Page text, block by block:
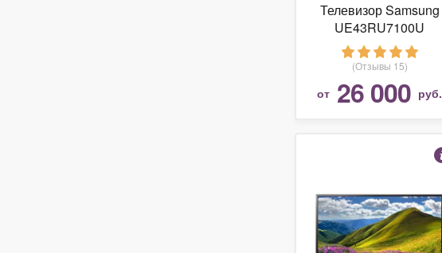
Телевизор Samsung
UE43RU7100U
(Отзывы 15)
от 26 000 руб.